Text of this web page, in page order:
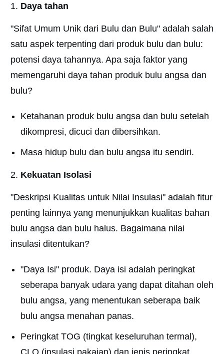
Daya tahan
"Sifat Umum Unik dari Bulu dan Bulu" adalah salah
satu aspek terpenting dari produk bulu dan bulu:
potensi daya tahannya. Apa saja faktor yang
memengaruhi daya tahan produk bulu angsa dan
bulu?
Ketahanan produk bulu angsa dan bulu setelah
dikompresi, dicuci dan dibersihkan.
Masa hidup bulu dan bulu angsa itu sendiri.
Kekuatan Isolasi
"Deskripsi Kualitas untuk Nilai Insulasi" adalah fitur
penting lainnya yang menunjukkan kualitas bahan
bulu angsa dan bulu halus. Bagaimana nilai
insulasi ditentukan?
"Daya Isi" produk. Daya isi adalah peringkat
seberapa banyak udara yang dapat ditahan oleh
bulu angsa, yang menentukan seberapa baik
bulu angsa menahan panas.
Peringkat TOG (tingkat keseluruhan termal),